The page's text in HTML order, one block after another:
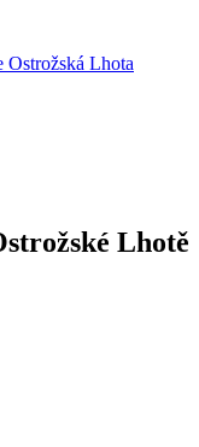
Ostrožská Lhota
Lhotě